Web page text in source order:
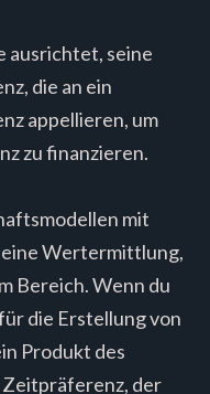
ausrichtet, seine
die an ein
appellieren, um
zu finanzieren.
mit
Wertermittlung,
Bereich. Wenn du
die Erstellung von
Produkt des
der